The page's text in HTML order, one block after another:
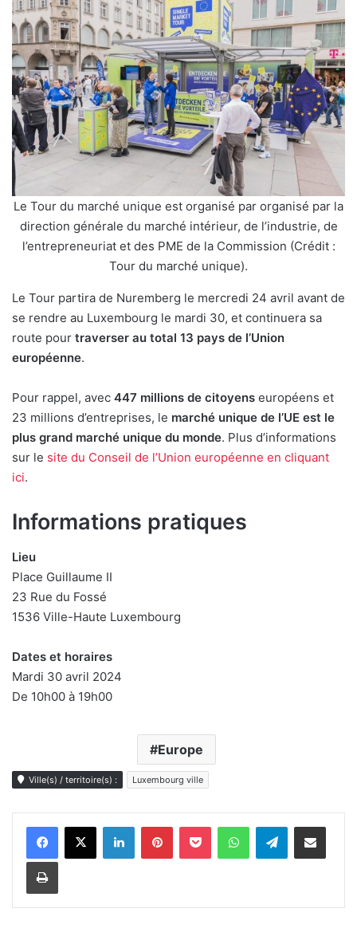
Le Tour du marché unique est organisé par organisé par la
direction générale du marché intérieur, de l’industrie, de
l’entrepreneuriat et des PME de la Commission (Crédit :
Tour du marché unique).
Le Tour partira de Nuremberg le mercredi 24 avril avant de
se rendre au Luxembourg le mardi 30, et continuera sa
route pour traverser au total 13 pays de l’Union
européenne.
Pour rappel, avec 447 millions de citoyens européens et
23 millions d’entreprises, le marché unique de l’UE est le
plus grand marché unique du monde. Plus d’informations
sur le site du Conseil de l’Union européenne en cliquant
ici.
Informations pratiques
Lieu
Place Guillaume II
23 Rue du Fossé
1536 Ville-Haute Luxembourg
Dates et horaires
Mardi 30 avril 2024
De 10h00 à 19h00
Europe
Ville(s) / territoire(s) : Luxembourg ville
LinkedinPinterestPocket WhatsAppTelegramPartager par e-mail
Imprimer